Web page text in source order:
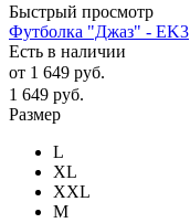
Быстрый просмотр
Футболка "Джаз" - EK3
Есть в наличии
от 1 649 руб.
1 649 руб.
Размер
L
XL
XXL
М